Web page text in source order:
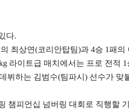
다.
최상연(코리안탑팀)과 4승 1패의
라이트급 매치에서는 프로 전적
뷔하는 김범수(팀파시) 선수가 맞
챔피언십 넘버링 대회로 직행할